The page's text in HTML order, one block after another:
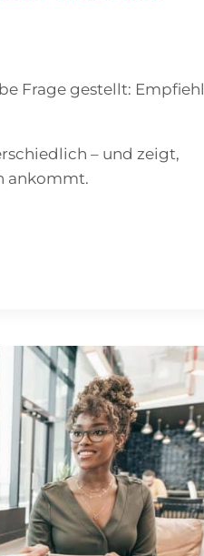
Frage gestellt: Empfiehl
– und zeigt,
ankommt.